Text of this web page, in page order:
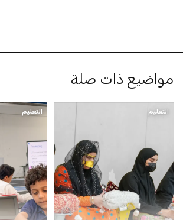
مواضيع ذات صلة
التعليم التعليم